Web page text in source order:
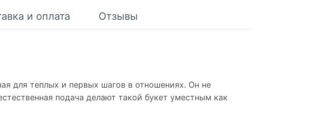
и оплата Отзывы
для теплых и первых шагов в отношениях. Он не
подача делают такой букет уместным как